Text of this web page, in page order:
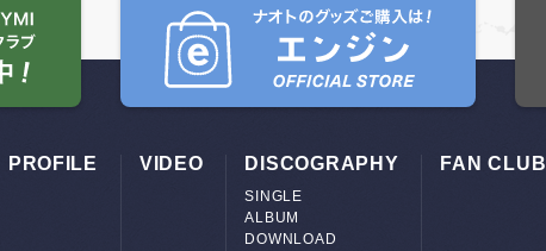
PROFILE VIDEO DISCOGRAPHY
SINGLE
ALBUM
DOWNLOAD
FAN CLUB